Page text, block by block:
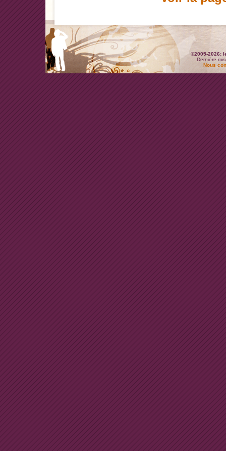
©2005-2026:
Dernière
Nous